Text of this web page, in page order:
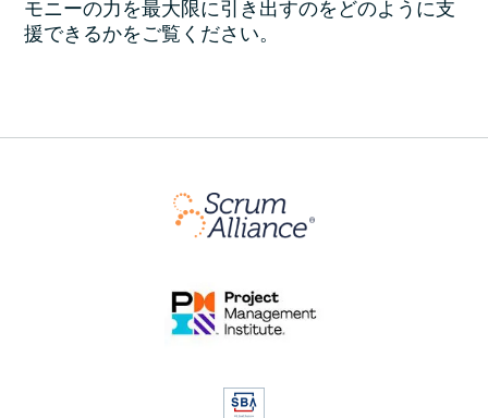
モニーの力を最大限に引き出すのをどのように支
援できるかをご覧ください。